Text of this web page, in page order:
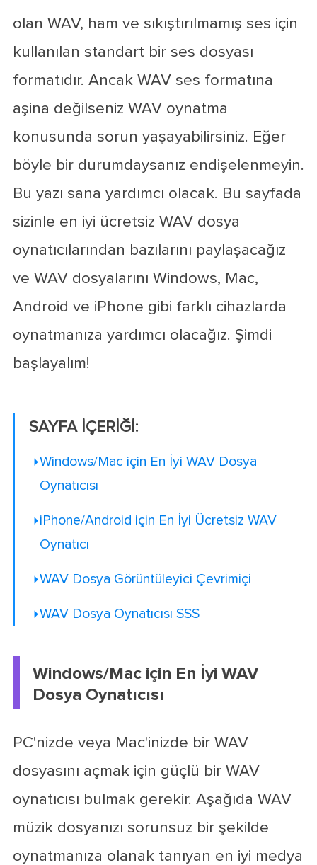
olan WAV, ham ve sıkıştırılmamış ses için
kullanılan standart bir ses dosyası
formatıdır. Ancak WAV ses formatına
aşina değilseniz WAV oynatma
konusunda sorun yaşayabilirsiniz. Eğer
böyle bir durumdaysanız endişelenmeyin.
Bu yazı sana yardımcı olacak. Bu sayfada
sizinle en iyi ücretsiz WAV dosya
oynatıcılarından bazılarını paylaşacağız
ve WAV dosyalarını Windows, Mac,
Android ve iPhone gibi farklı cihazlarda
oynatmanıza yardımcı olacağız. Şimdi
başlayalım!
SAYFA İÇERİĞİ:
Windows/Mac için En İyi WAV Dosya
Oynatıcısı
iPhone/Android için En İyi Ücretsiz WAV
Oynatıcı
WAV Dosya Görüntüleyici Çevrimiçi
WAV Dosya Oynatıcısı SSS
Windows/Mac için En İyi WAV
Dosya Oynatıcısı
PC'nizde veya Mac'inizde bir WAV
dosyasını açmak için güçlü bir WAV
oynatıcısı bulmak gerekir. Aşağıda WAV
müzik dosyanızı sorunsuz bir şekilde
oynatmanıza olanak tanıyan en iyi medya